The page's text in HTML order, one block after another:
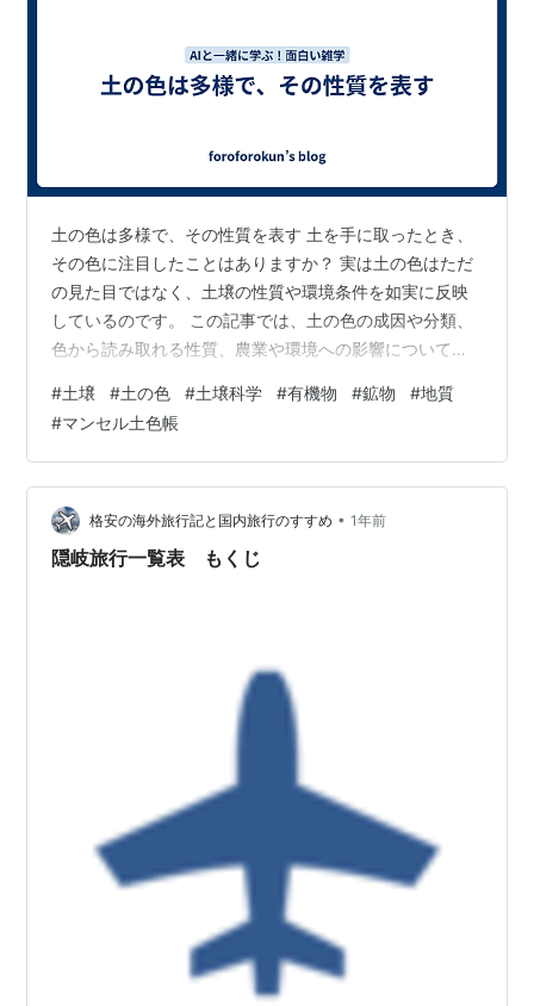
土の色は多様で、その性質を表す 土を手に取ったとき、
その色に注目したことはありますか？ 実は土の色はただ
の見た目ではなく、土壌の性質や環境条件を如実に反映
しているのです。 この記事では、土の色の成因や分類、
色から読み取れる性質、農業や環境への影響について詳
に有機物、鉱物、水分の影響を受けます。 これらの要素
が光をどう反射するかによって、土の色は多様なバリエ
ーションを見せます。 黒色：有機物が豊富な土壌。腐植
（ふしょく）を多く含む。 赤色：鉄分が酸化した状態。
水はけが良い土地に多い。 黄色：鉄が水和した状態。湿
った条件下で見られる。 灰色：排…
#土壌 #土の色 #土壌科学 #有機物 #鉱物 #地質
#マンセル土色帳
格安の海外旅行記と国内旅行のすすめ • 1年前
隠岐旅行一覧表 もくじ